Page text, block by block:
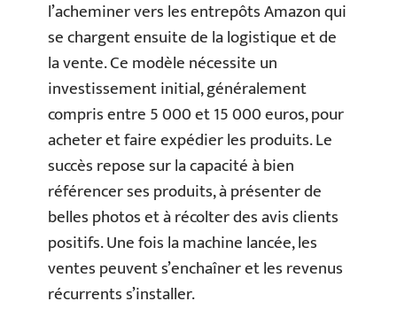
l’acheminer vers les entrepôts Amazon qui
se chargent ensuite de la logistique et de
la vente. Ce modèle nécessite un
investissement initial, généralement
compris entre 5 000 et 15 000 euros, pour
acheter et faire expédier les produits. Le
succès repose sur la capacité à bien
référencer ses produits, à présenter de
belles photos et à récolter des avis clients
positifs. Une fois la machine lancée, les
ventes peuvent s’enchaîner et les revenus
récurrents s’installer.